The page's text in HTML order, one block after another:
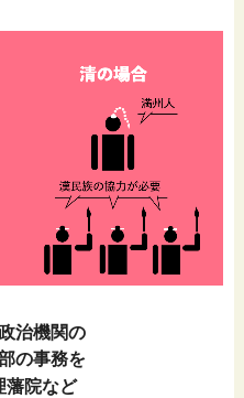
治機関の
の事務を
藩院など